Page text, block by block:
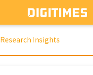
Research Insights